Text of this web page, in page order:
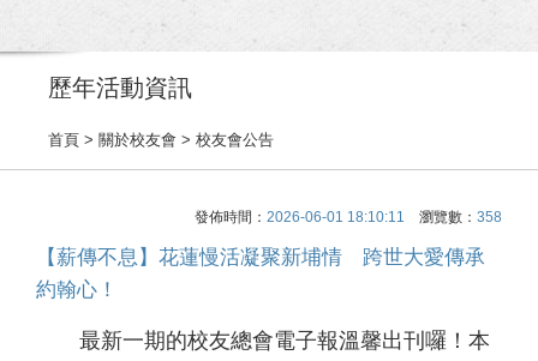
歷年活動資訊
首頁 > 關於校友會 > 校友會公告
發佈時間： 2026-06-01 18:10:11 瀏覽數： 358
【薪傳不息】花蓮慢活凝聚新埔情 跨世大愛傳承
約翰心！
最新一期的校友總會電子報溫馨出刊囉！本